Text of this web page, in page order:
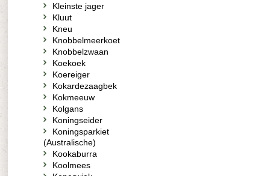
Kleinste jager
Kluut
Kneu
Knobbelmeerkoet
Knobbelzwaan
Koekoek
Koereiger
Kokardezaagbek
Kokmeeuw
Kolgans
Koningseider
Koningsparkiet
(Australische)
Kookaburra
Koolmees